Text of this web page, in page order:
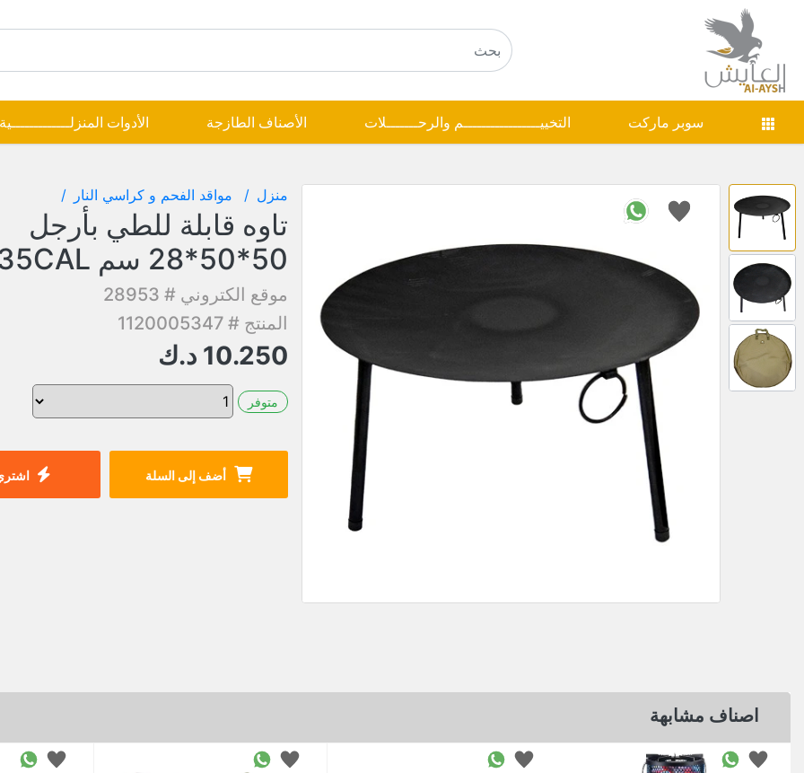
سوبر ماركت التخييـــــــــــــــــم والرحـــــــلات الأصناف الطازجة الأدوات المنزلـــــــــــــية
منزل مواقد الفحم و كراسي النار
تاوه قابلة للطي بأرجل
50*50*28 سم 335CAL
موقع الكتروني # 28953
المنتج # 1120005347
10.250 د.ك
متوفر
أضف إلى السلة
اصناف مشابهة